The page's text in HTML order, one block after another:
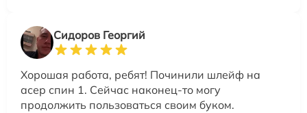
Сидоров Георгий
Хорошая работа, ребят! Починили шлейф на
асер спин 1. Сейчас наконец-то могу
продолжить пользоваться своим буком.